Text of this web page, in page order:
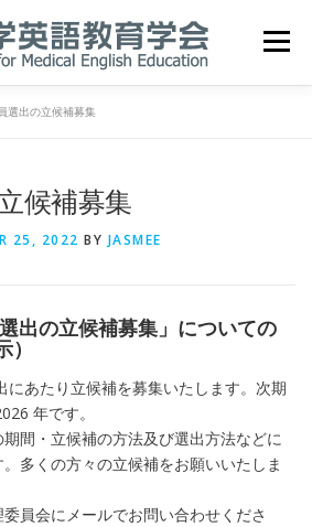
Menu
JOIN
選出の立候補募集
候補募集
25, 2022 BY JASMEE
出の立候補募集」についての
にあたり立候補を募集いたします。次期
年です。
間・立候補の方法及び選出方法などに
多くの方々の立候補をお願いいたしま
員会にメールでお問い合わせくださ